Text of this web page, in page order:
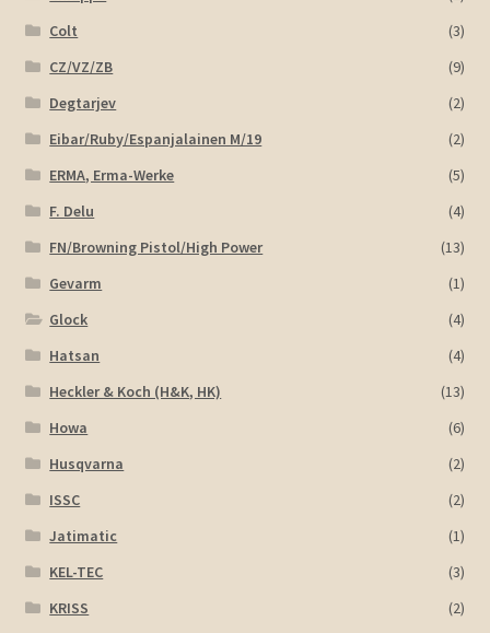
Colt
(3)
CZ/VZ/ZB
(9)
Degtarjev
(2)
Eibar/Ruby/Espanjalainen M/19
(2)
ERMA, Erma-Werke
(5)
F. Delu
(4)
FN/Browning Pistol/High Power
(13)
Gevarm
(1)
Glock
(4)
Hatsan
(4)
Heckler & Koch (H&K, HK)
(13)
Howa
(6)
Husqvarna
(2)
ISSC
(2)
Jatimatic
(1)
KEL-TEC
(3)
KRISS
(2)